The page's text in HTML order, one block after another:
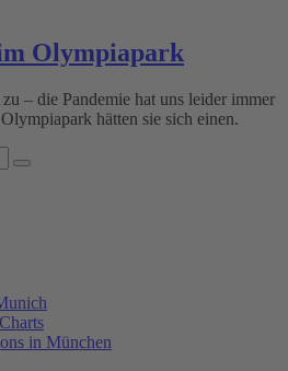
Olympiapark
– die Pandemie hat uns leider immer
hätten sie sich einen.
in München